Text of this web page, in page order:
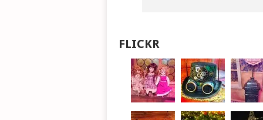
FLICKR